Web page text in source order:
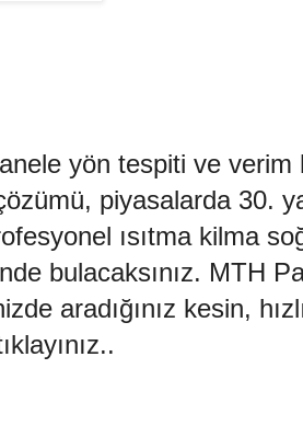
yön tespiti ve verim
piyasalarda 30.
ısıtma kilma
bulacaksınız. MTH
aradığınız kesin,